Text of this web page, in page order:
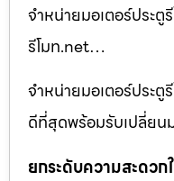
จำหน่ายมอเตอร์ประตู
รีโมท.net…
จำหน่ายมอเตอร์ประตู
ดีที่สุดพร้อมรับเปลี่ยน
ยกระดับความสะดว